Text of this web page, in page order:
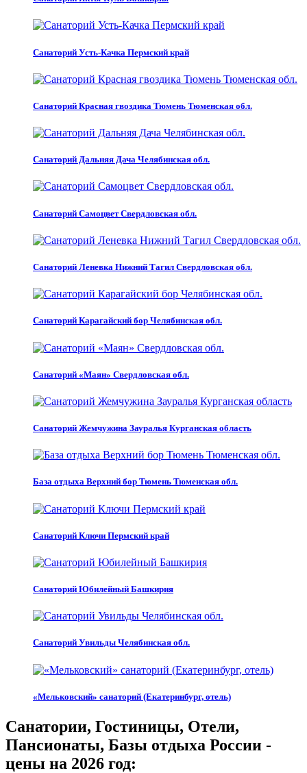
Санаторий Усть-Качка Пермский край
Санаторий Красная гвоздика Тюмень Тюменская обл.
Санаторий Дальняя Дача Челябинская обл.
Санаторий Самоцвет Свердловская обл.
Санаторий Леневка Нижний Тагил Свердловская обл.
Санаторий Карагайский бор Челябинская обл.
Санаторий «Маян» Свердловская обл.
Санаторий Жемчужина Зауралья Курганская область
База отдыха Верхний бор Тюмень Тюменская обл.
Санаторий Ключи Пермский край
Санаторий Юбилейный Башкирия
Санаторий Увильды Челябинская обл.
«Мельковский» санаторий (Екатеринбург, отель)
Санатории, Гостиницы, Отели,
Пансионаты, Базы отдыха России -
цены на 2026 год: